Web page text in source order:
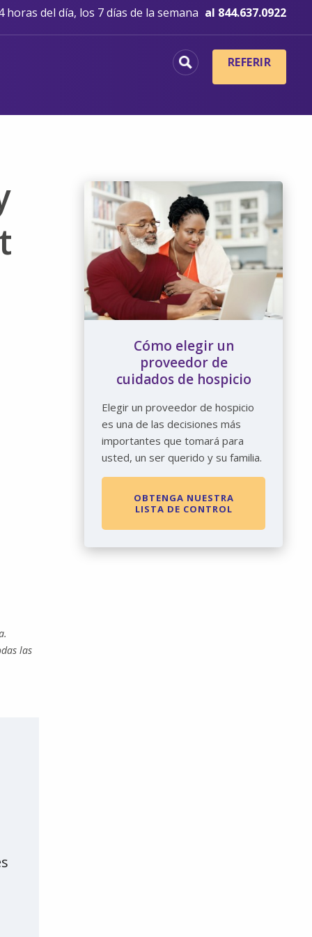
horas del día, los 7 días de la semana al 844.637.0922
REFERIR
las
Cómo elegir un
proveedor de
cuidados de hospicio
Elegir un proveedor de hospicio
es una de las decisiones más
importantes que tomará para
usted, un ser querido y su familia.
OBTENGA NUESTRA
LISTA DE CONTROL